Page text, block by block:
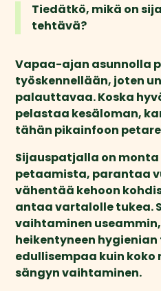
Tiedätkö, mikä on
tehtävä?
Vapaa-ajan asunnolla
työskennellään, joten
palauttavaa. Koska
pelastaa kesäloman,
tähän pikainfoon
Sijauspatjalla on
petaamista, parantaa
vähentää kehoon
antaa vartalolle tukea.
vaihtaminen
heikentyneen
edullisempaa kuin
sängyn vaihtaminen.